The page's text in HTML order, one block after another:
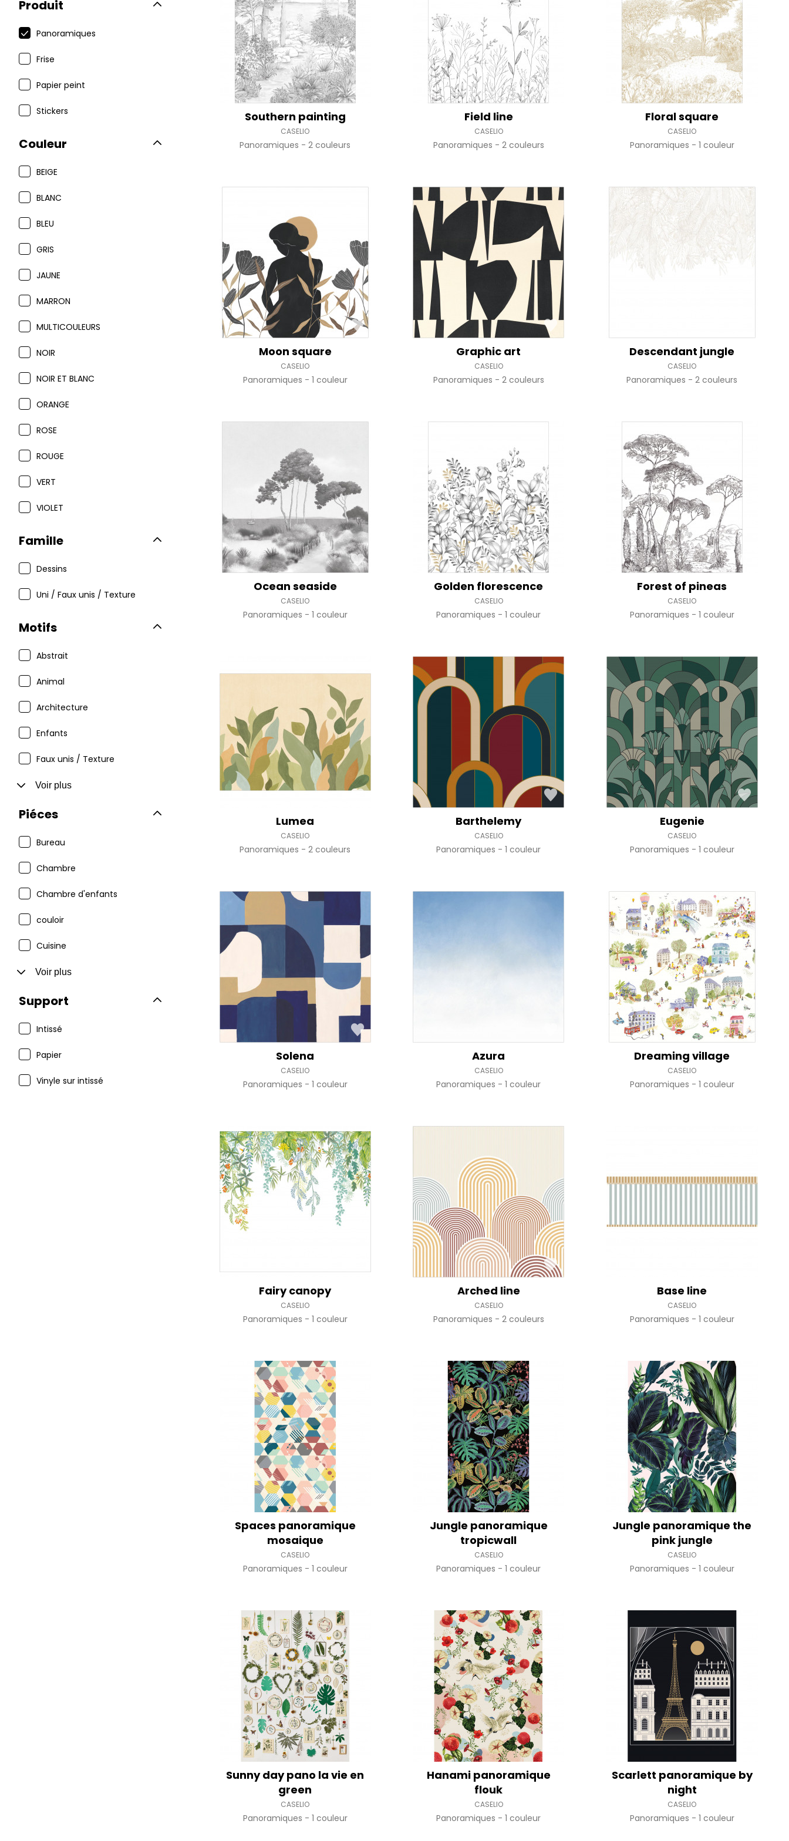
Petit motif
Rayures
Unis
Végétal
Végétal
Wording
Produit
Panoramiques
Frise
Papier peint
Stickers
Couleur
BEIGE
BLANC
BLEU
GRIS
JAUNE
MARRON
MULTICOULEURS
NOIR
NOIR ET BLANC
ORANGE
ROSE
ROUGE
VERT
VIOLET
Famille
Dessins
Uni / Faux unis / Texture
Motifs
Abstrait
Animal
Architecture
Enfants
Faux unis / Texture
Voir plus
Piéces
Bureau
Chambre
Chambre d'enfants
couloir
Cuisine
Voir plus
Support
Intissé
Papier
Vinyle sur intissé
Southern painting
CASELIO
Panoramiques 2 couleurs
Field line
CASELIO
Panoramiques 2 couleurs
Floral square
CASELIO
Panoramiques 1 couleur
Moon square
CASELIO
Panoramiques 1 couleur
Graphic art
CASELIO
Panoramiques 2 couleurs
Descendant jungle
CASELIO
Panoramiques 2 couleurs
Ocean seaside
CASELIO
Panoramiques 1 couleur
Golden florescence
CASELIO
Panoramiques 1 couleur
Forest of pineas
CASELIO
Panoramiques 1 couleur
Lumea
CASELIO
Panoramiques 2 couleurs
Barthelemy
CASELIO
Panoramiques 1 couleur
Eugenie
CASELIO
Panoramiques 1 couleur
Solena
CASELIO
Panoramiques 1 couleur
Azura
CASELIO
Panoramiques 1 couleur
Dreaming village
CASELIO
Panoramiques 1 couleur
Fairy canopy
CASELIO
Panoramiques 1 couleur
Arched line
CASELIO
Panoramiques 2 couleurs
Base line
CASELIO
Panoramiques 1 couleur
Spaces panoramique
mosaique
CASELIO
Panoramiques 1 couleur
Jungle panoramique
tropicwall
CASELIO
Panoramiques 1 couleur
Jungle panoramique the
pink jungle
CASELIO
Panoramiques 1 couleur
Sunny day pano la vie en
green
CASELIO
Panoramiques 1 couleur
Hanami panoramique
flouk
CASELIO
Panoramiques 1 couleur
Scarlett panoramique by
night
CASELIO
Panoramiques 1 couleur